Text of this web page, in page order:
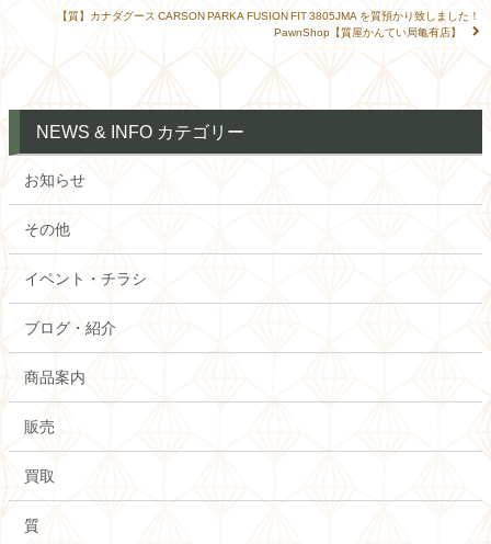
【質】カナダグース CARSON PARKA FUSION FIT 3805JMA を質預かり致しました！
PawnShop【質屋かんてい局亀有店】
NEWS & INFO カテゴリー
お知らせ
その他
イベント・チラシ
ブログ・紹介
商品案内
販売
買取
質